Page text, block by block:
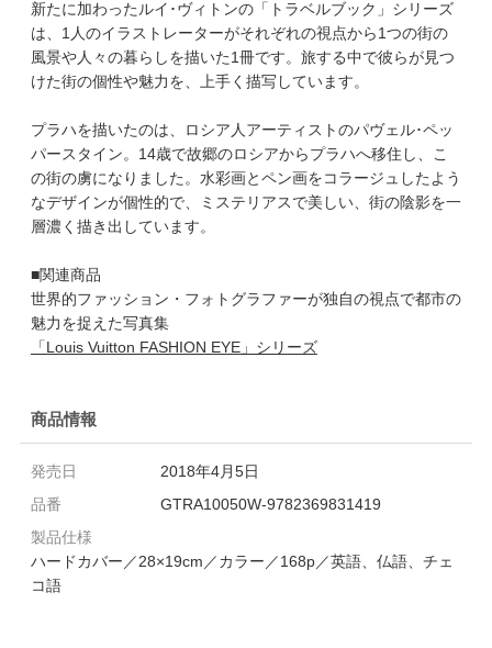
新たに加わったルイ･ヴィトンの「トラベルブック」シリーズ
は、1人のイラストレーターがそれぞれの視点から1つの街の
風景や人々の暮らしを描いた1冊です。旅する中で彼らが見つ
けた街の個性や魅力を、上手く描写しています。
プラハを描いたのは、ロシア人アーティストのパヴェル･ペッ
パースタイン。14歳で故郷のロシアからプラハへ移住し、こ
の街の虜になりました。水彩画とペン画をコラージュしたよう
なデザインが個性的で、ミステリアスで美しい、街の陰影を一
層濃く描き出しています。
■関連商品
世界的ファッション・フォトグラファーが独自の視点で都市の
魅力を捉えた写真集
「Louis Vuitton FASHION EYE」シリーズ
商品情報
発売日
2018年4月5日
品番
GTRA10050W-9782369831419
製品仕様
ハードカバー／28×19cm／カラー／168p／英語、仏語、チェ
コ語